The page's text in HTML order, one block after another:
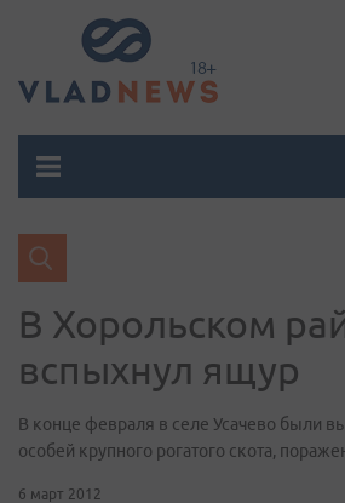
В Хорольском
вспыхнул ящур
В конце февраля в селе Усачево были
особей крупного рогатого скота,
6 март 2012